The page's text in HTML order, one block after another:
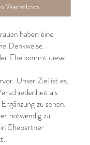
Warenkorb
haben eine
Denkweise.
Ehe kommt diese
Unser Ziel ist es,
als
zu sehen.
notwendig zu
Ehepartner